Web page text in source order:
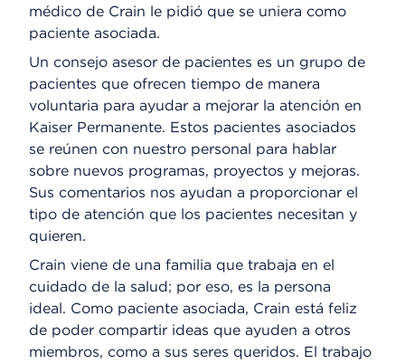
médico de Crain le pidió que se uniera como
paciente asociada.
Un consejo asesor de pacientes es un grupo de
pacientes que ofrecen tiempo de manera
voluntaria para ayudar a mejorar la atención en
Kaiser Permanente. Estos pacientes asociados
se reúnen con nuestro personal para hablar
sobre nuevos programas, proyectos y mejoras.
Sus comentarios nos ayudan a proporcionar el
tipo de atención que los pacientes necesitan y
quieren.
Crain viene de una familia que trabaja en el
cuidado de la salud; por eso, es la persona
ideal. Como paciente asociada, Crain está feliz
de poder compartir ideas que ayuden a otros
miembros, como a sus seres queridos. El trabajo